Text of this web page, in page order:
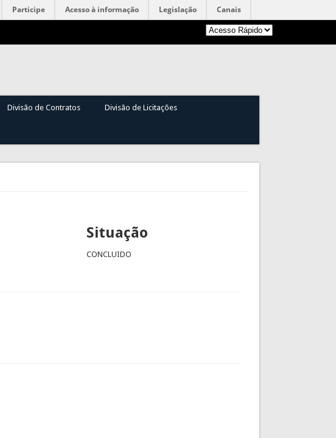
Participe Acesso à informação Legislação Canais
Divisão de Contratos Divisão de Licitações
Situação
CONCLUIDO